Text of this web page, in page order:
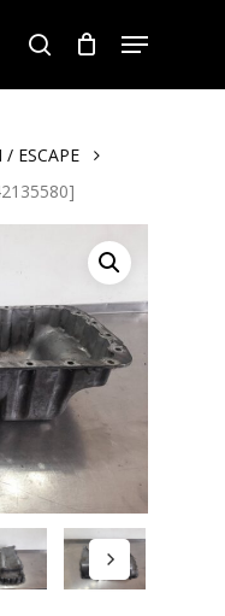
search
Menu
ESCAPE